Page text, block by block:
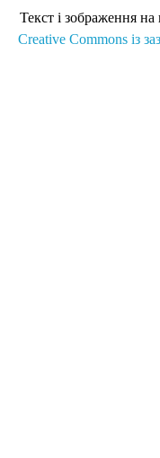
Текст і зображення на
Creative Commons із